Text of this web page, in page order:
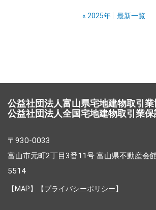
« 2025年 最新一覧
公益社団法人富山県宅地建物取引
公益社団法人全国宅地建物取引業
〒930-0033
富山市元町2丁目3番11号 富山県不動産会
5514
【 MAP】【プライバシーポリシー】